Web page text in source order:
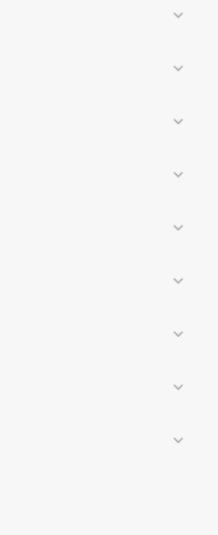








